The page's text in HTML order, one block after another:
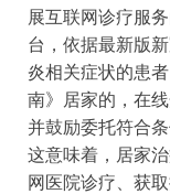
展互联网诊疗服
台，依据最新版
炎相关症状的患
南》居家的，在
并鼓励委托符合
这意味着，居家
网医院诊疗、获